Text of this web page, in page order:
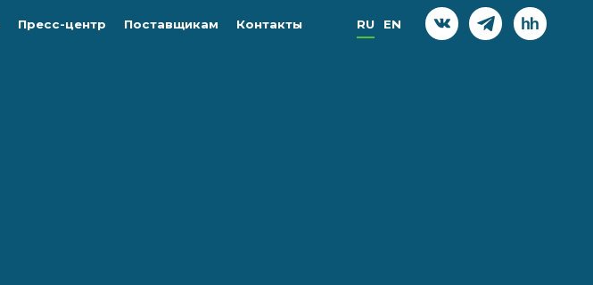
Пресс-центр Поставщикам Контакты RU EN